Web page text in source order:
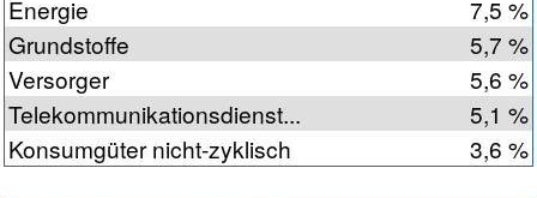
Energie
7,5 %
Grundstoffe
5,7 %
Versorger
5,6 %
Telekommunikationsdienst...
5,1 %
Konsumgüter nicht-zyklisch
3,6 %